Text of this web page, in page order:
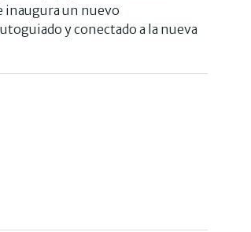
inaugura un nuevo
y conectado a la nueva